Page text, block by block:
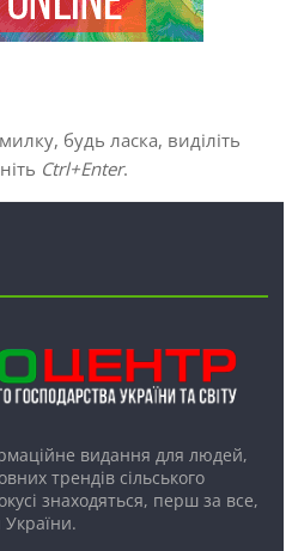
будь ласка, виділіть
Ctrl+Enter.
видання для людей,
трендів сільського
знаходяться, перш за все,